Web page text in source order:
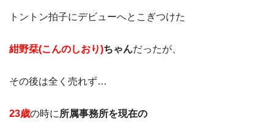
トントン拍子にデビューへとこぎつけた
紺野栞(こんのしおり)ちゃんだったが、
その後は全く売れず…
23歳の時に 所属事務所を現在の